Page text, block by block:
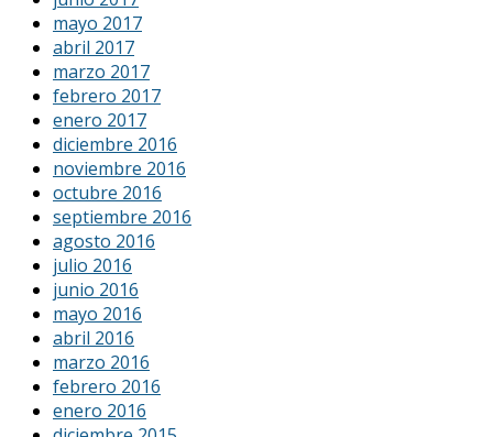
mayo 2017
abril 2017
marzo 2017
febrero 2017
enero 2017
diciembre 2016
noviembre 2016
octubre 2016
septiembre 2016
agosto 2016
julio 2016
junio 2016
mayo 2016
abril 2016
marzo 2016
febrero 2016
enero 2016